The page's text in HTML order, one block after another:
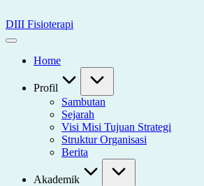
to
content
DIII Fisioterapi
Universitas
HusadaHome
Profil
Sambutan
Sejarah
Visi Misi Tujuan Strategi
Struktur Organisasi
Berita
Akademik